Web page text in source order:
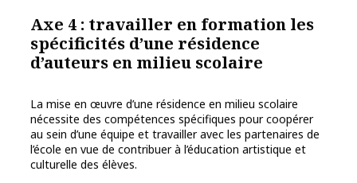
Axe 4 : travailler en formation les
spécificités d’une résidence
d’auteurs en milieu scolaire
La mise en œuvre d’une résidence en milieu scolaire
nécessite des compétences spécifiques pour coopérer
au sein d’une équipe et travailler avec les partenaires de
l’école en vue de contribuer à l’éducation artistique et
culturelle des élèves.